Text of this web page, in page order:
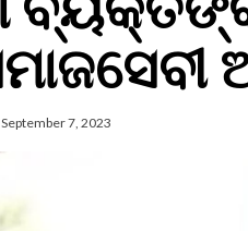
September 7, 2023